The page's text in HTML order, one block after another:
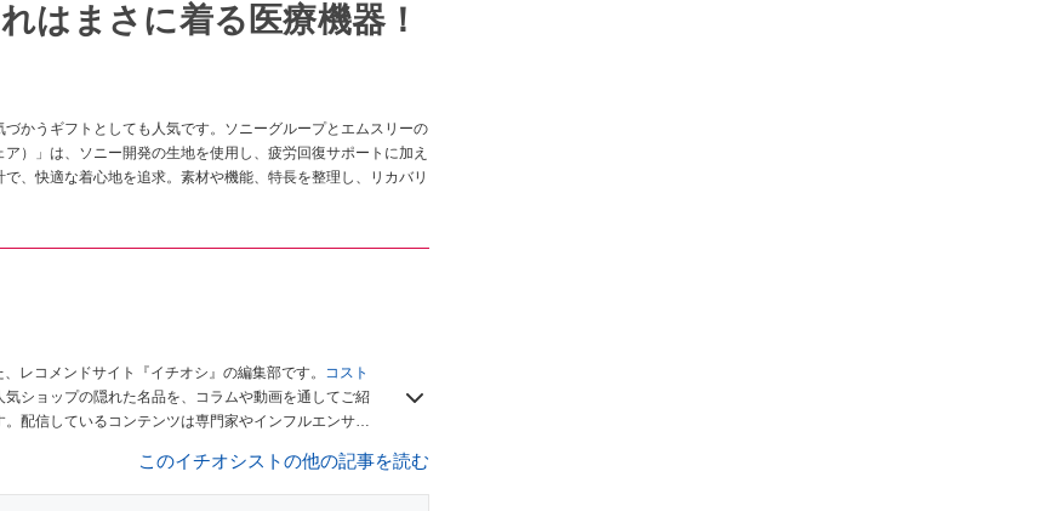
はまさに着る医療機器！
かうギフトとしても人気です。ソニーグループとエムスリーの
）」は、ソニー開発の生地を使用し、疲労回復サポートに加え
、快適な着心地を追求。素材や機能、特長を整理し、リカバリ
レコメンドサイト『イチオシ』の編集部です。
コスト
気ショップの隠れた名品を、コラムや動画を通してご紹
配信しているコンテンツは専門家やインフルエンサー
このイチオシストの他の記事を読む